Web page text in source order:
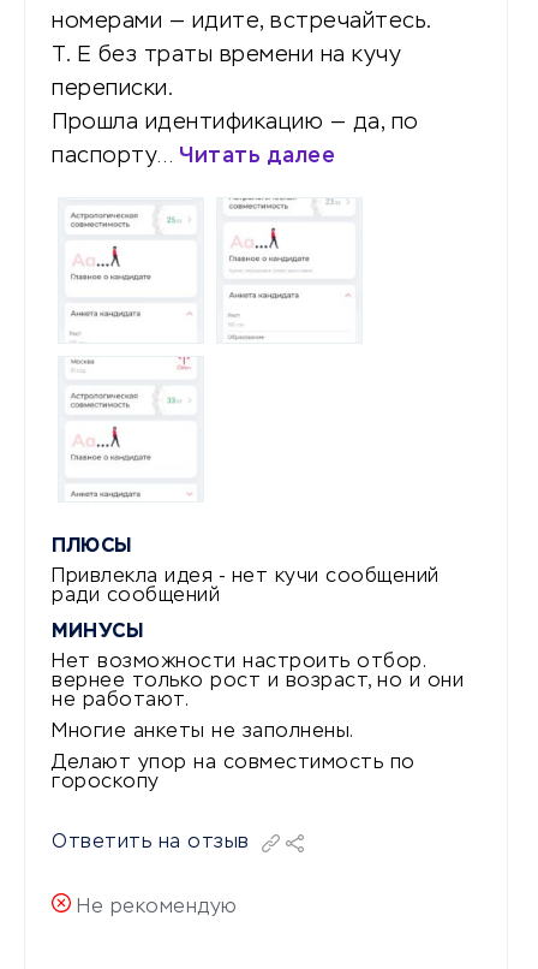
номерами — идите, встречайтесь.
Т. Е без траты времени на кучу
переписки.
Прошла идентификацию — да, по
паспорту… Читать далее
ПЛЮСЫ
Привлекла идея - нет кучи сообщений
ради сообщений
МИНУСЫ
Нет возможности настроить отбор.
вернее только рост и возраст, но и они
не работают.
Многие анкеты не заполнены.
Делают упор на совместимость по
гороскопу
Ответить на отзыв
Не рекомендую